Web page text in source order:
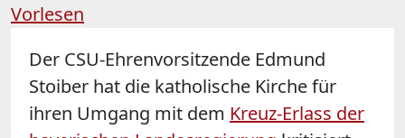
Vorlesen
Der CSU-Ehrenvorsitzende Edmund
Stoiber hat die katholische Kirche für
ihren Umgang mit dem Kreuz-Erlass der